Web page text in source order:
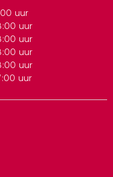
uur
uur
uur
uur
uur
uur